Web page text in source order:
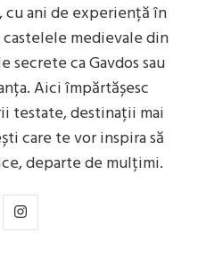
cu ani de experiență în
medievale din
secrete ca Gavdos sau
Aici împărtășesc
testate, destinații mai
care te vor inspira să
departe de mulțimi.